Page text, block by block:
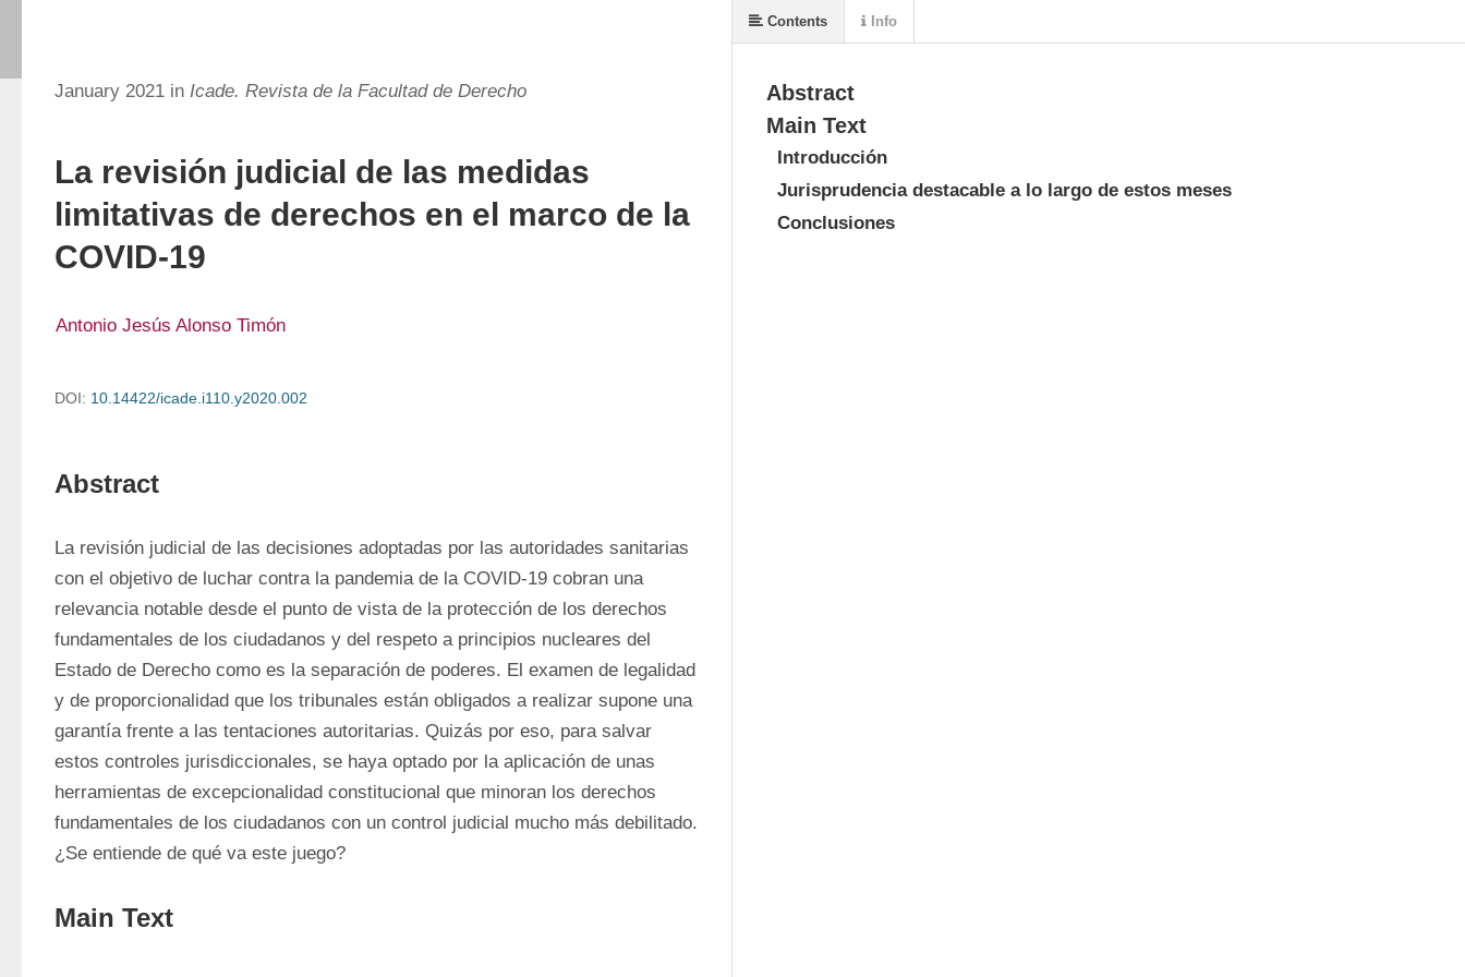
January 2021 in Icade. Revista de la Facultad de Derecho
La revisión judicial de las medidas
limitativas de derechos en el marco de la
COVID-19
Antonio Jesús Alonso Timón
DOI: 10.14422/icade.i110.y2020.002
Abstract
La revisión judicial de las decisiones adoptadas por las autoridades sanitarias
con el objetivo de luchar contra la pandemia de la COVID-19 cobran una
relevancia notable desde el punto de vista de la protección de los derechos
fundamentales de los ciudadanos y del respeto a principios nucleares del
Estado de Derecho como es la separación de poderes. El examen de legalidad
y de proporcionalidad que los tribunales están obligados a realizar supone una
garantía frente a las tentaciones autoritarias. Quizás por eso, para salvar
estos controles jurisdiccionales, se haya optado por la aplicación de unas
herramientas de excepcionalidad constitucional que minoran los derechos
fundamentales de los ciudadanos con un control judicial mucho más debilitado.
¿Se entiende de qué va este juego?
Main Text
Abstract
Main Text
Introducción
Jurisprudencia destacable a lo largo de estos meses
Conclusiones
Contents Info